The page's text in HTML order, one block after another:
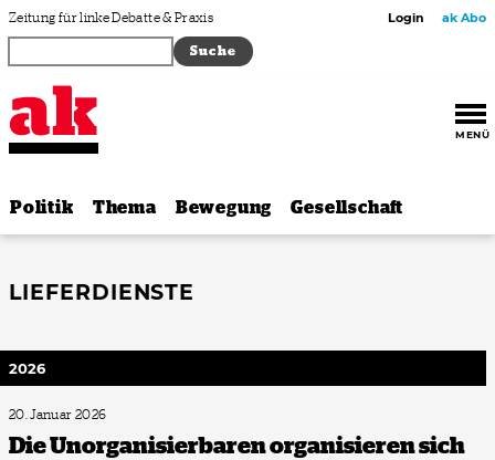
Zum Inhalt springen
Zeitung für linke Debatte & Praxis Login ak Abo
MENÜ
Politik Thema Bewegung Gesellschaft
LIEFERDIENSTE
2026
20. Januar 2026
Die Unorgani­sierbaren organisieren sich